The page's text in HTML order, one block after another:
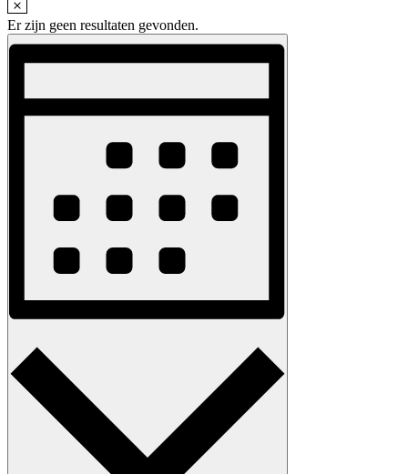
Er zijn geen resultaten gevonden.
Weergaven
navigatie
Evenement
weergaven